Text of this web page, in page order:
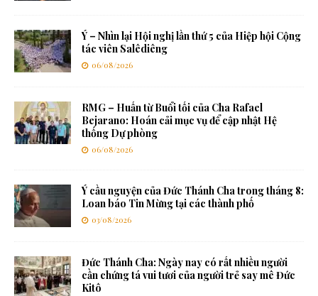
Ý – Nhìn lại Hội nghị lần thứ 5 của Hiệp hội Cộng
tác viên Salêdiêng
06/08/2026
RMG – Huấn từ Buổi tối của Cha Rafael
Bejarano: Hoán cải mục vụ để cập nhật Hệ
thống Dự phòng
06/08/2026
Ý cầu nguyện của Đức Thánh Cha trong tháng 8:
Loan báo Tin Mừng tại các thành phố
03/08/2026
Đức Thánh Cha: Ngày nay có rất nhiều người
cần chứng tá vui tươi của người trẻ say mê Đức
Kitô